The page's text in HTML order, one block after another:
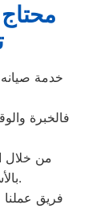
خدمة صيانه
فالخبرة
من خلال
بالأسعار والحصول على خدمة عالية الجودة.
فريق عملنا